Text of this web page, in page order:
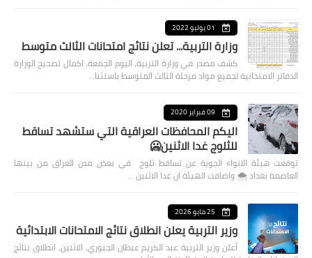
01 يوليو 2022
وزارة التربية... تعلن نتائج امتحانات الثالث متوسط
كشف مصدر في وزارة التربية، اليوم الجمعة، اكمال تصحيح الوزارة
الدفاتر الامتحانية لجميع مواد مرحلة الثالث المتوسط باستثنا…
09 فبراير 2020
اليكم المحافظات العراقية التي ستشهد تساقط
للثلوج غدا الاثنين🥶
توقعت هيئة الانواء الجوية عن تساقط ثلوج في بعض مدن العراق من بينها
العاصمة بغداد ⁦🌨️⁩ واضافت الهيئة ان غدا الاثنين …
25 مايو 2026
وزير التربية يعلن انطلاق نتائج الامتحانات الابتدائية
أعلن وزير التربية عبد الكريم عبطان الجبوري، الاثنين، انطلاق نتائج